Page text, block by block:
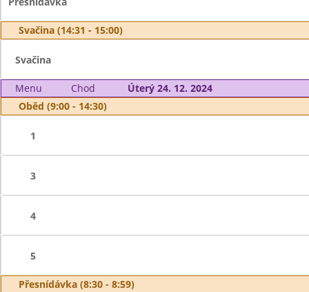
Svačina (14:31 - 15:00)
Svačina
Menu Chod
Úterý 24. 12. 2024
Oběd (9:00 - 14:30)
1
3
4
5
Přesnídávka (8:30 - 8:59)